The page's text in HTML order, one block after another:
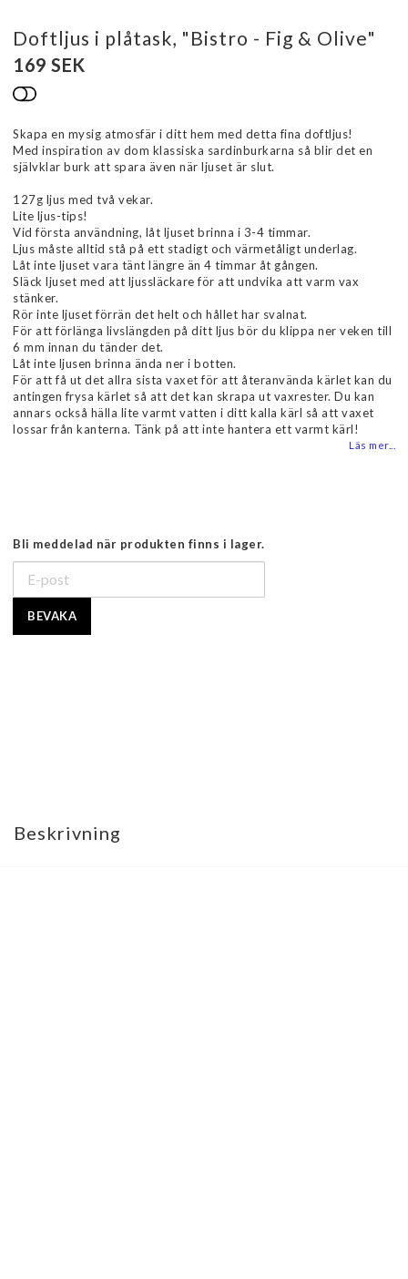
Doftljus i plåtask, "Bistro - Fig & Olive"
169 SEK
Lägg till i favoritlistan
Skapa en mysig atmosfär i ditt hem med detta fina doftljus!
Med inspiration av dom klassiska sardinburkarna så blir det en
självklar burk att spara även när ljuset är slut.
127g ljus med två vekar.
Lite ljus-tips!
Vid första användning, låt ljuset brinna i 3-4 timmar.
Ljus måste alltid stå på ett stadigt och värmetåligt underlag.
Låt inte ljuset vara tänt längre än 4 timmar åt gången.
Släck ljuset med att ljussläckare för att undvika att varm vax
stänker.
Rör inte ljuset förrän det helt och hållet har svalnat.
För att förlänga livslängden på ditt ljus bör du klippa ner veken till
6 mm innan du tänder det.
Låt inte ljusen brinna ända ner i botten.
För att få ut det allra sista vaxet för att återanvända kärlet kan du
antingen frysa kärlet så att det kan skrapa ut vaxrester. Du kan
annars också hälla lite varmt vatten i ditt kalla kärl så att vaxet
lossar från kanterna. Tänk på att inte hantera ett varmt kärl!
Läs mer...
Bli meddelad när produkten finns i lager.
BEVAKA
Beskrivning